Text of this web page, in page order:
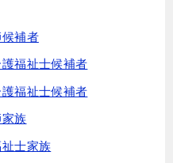
補者
福祉士候補者
福祉士候補者
族
士家族